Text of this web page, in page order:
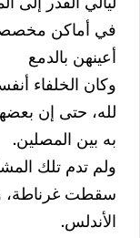
في أماكن
أعينهن بالدمع
وكان الخلفاء
لله، حتى إن
به بين المصلين.
سقطت غرناطة،
الأندلس.